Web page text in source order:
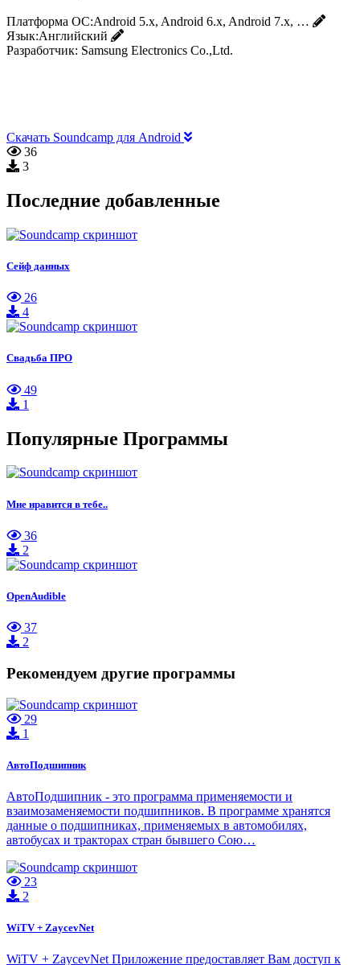
Платформа ОС:Android 5.x, Android 6.x, Android 7.x, …
Язык:Английский
Разработчик: Samsung Electronics Co.,Ltd.
Скачать Soundcamp для Android
36
3
Последние добавленные
Сейф данных
26
4
Свадьба ПРО
49
1
Популярные Программы
Мне нравится в тебе..
36
2
OpenAudible
37
2
Рекомендуем другие программы
29
1
АвтоПодшипник
АвтоПодшипник - это программа применяемости и
взаимозаменяемости подшипников. В программе хранятся
данные о подшипниках, применяемых в автомобилях,
автобусах и тракторах стран бывшего Сою…
23
2
WiTV + ZaycevNet
WiTV + ZaycevNet Приложение предоставляет Вам доступ к